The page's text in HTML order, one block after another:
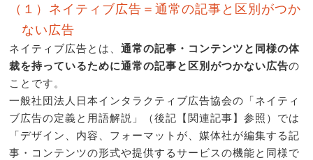
（１）ネイティブ広告＝通常の記事と区別がつか
ない広告
ネイティブ広告とは、通常の記事・コンテンツと同様の体
裁を持っているために通常の記事と区別がつかない広告の
ことです。
一般社団法人日本インタラクティブ広告協会の「ネイティ
ブ広告の定義と用語解説」（後記【関連記事】参照）では
「デザイン、内容、フォーマットが、媒体社が編集する記
事・コンテンツの形式や提供するサービスの機能と同様で